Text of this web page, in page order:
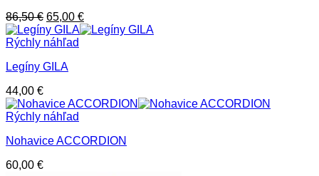
86,50€ Pôvodná
cena
bola:
65,00 €Aktuálna
cena
Rýchly náhľad
Legíny GILA
44,00 €
Rýchly náhľad
Nohavice ACCORDION
60,00 €